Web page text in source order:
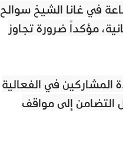
في غانا الشيخ سوالح
مؤكداً ضرورة تجاوز
المشاركين في الفعالية
التضامن إلى مواقف